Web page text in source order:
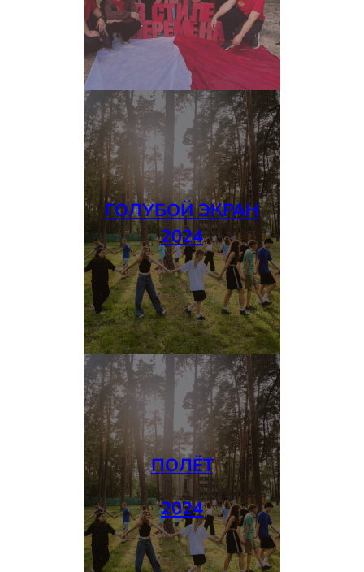
ГОЛУБОЙ ЭКРАН
2024
ПОЛЁТ
2024